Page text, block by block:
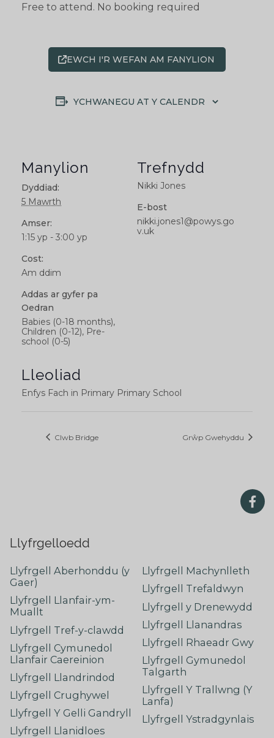
Free to attend. No booking required
EWCH I'R WEFAN AM FANYLION
YCHWANEGU AT Y CALENDR
Manylion
Dyddiad:
5 Mawrth
Amser:
1:15 yp - 3:00 yp
Cost:
Am ddim
Addas ar gyfer pa
Oedran
Babies (0-18 months),
Children (0-12), Pre-
school (0-5)
Lleoliad
Enfys Fach in Primary Primary School
Trefnydd
Nikki Jones
E-bost
nikki.jones1@powys.go
v.uk
Clwb Bridge Grŵp Gwehyddu
Llyfrgelloedd
Llyfrgell Aberhonddu (y
Gaer)
Llyfrgell Llanfair-ym-
Muallt
Llyfrgell Tref-y-clawdd
Llyfrgell Cymunedol
Llanfair Caereinion
Llyfrgell Llandrindod
Llyfrgell Crughywel
Llyfrgell Y Gelli Gandryll
Llyfrgell Llanidloes
Llyfrgell Machynlleth
Llyfrgell Trefaldwyn
Llyfrgell y Drenewydd
Llyfrgell Llanandras
Llyfrgell Rhaeadr Gwy
Llyfrgell Gymunedol
Talgarth
Llyfrgell Y Trallwng (Y
Lanfa)
Llyfrgell Ystradgynlais